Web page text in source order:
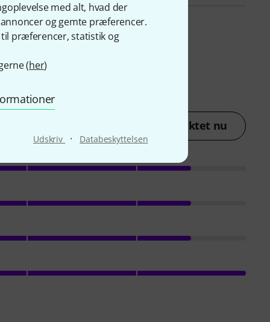
med alt, hvad der
og gemte præferencer.
til præferencer, statistik og
(her)
Udskriv · Databeskyttelsen
lav en vurdering af produktet nu